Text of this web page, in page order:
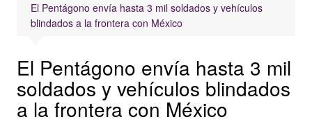
El Pentágono envía hasta 3 mil soldados y vehículos
blindados a la frontera con México
El Pentágono envía hasta 3 mil
soldados y vehículos blindados
a la frontera con México